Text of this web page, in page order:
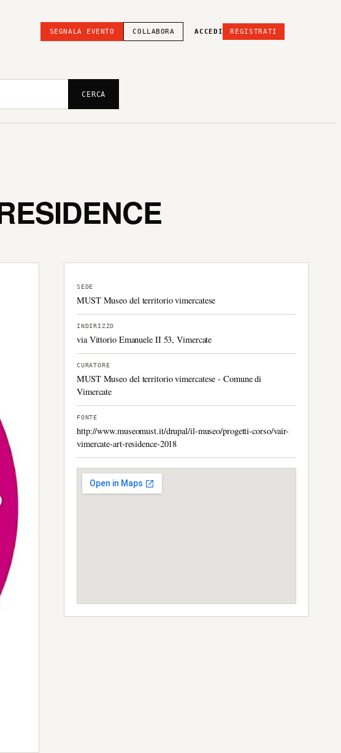
SEGNALA EVENTO COLLABORA ACCEDI REGISTRATI
CERCA
SEDE
MUST Museo del territorio vimercatese
INDIRIZZO
via Vittorio Emanuele II 53, Vimercate
CURATORE
MUST Museo del territorio vimercatese - Comune di
Vimercate
FONTE
http://www.museomust.it/drupal/il-museo/progetti-corso/vair-
vimercate-art-residence-2018